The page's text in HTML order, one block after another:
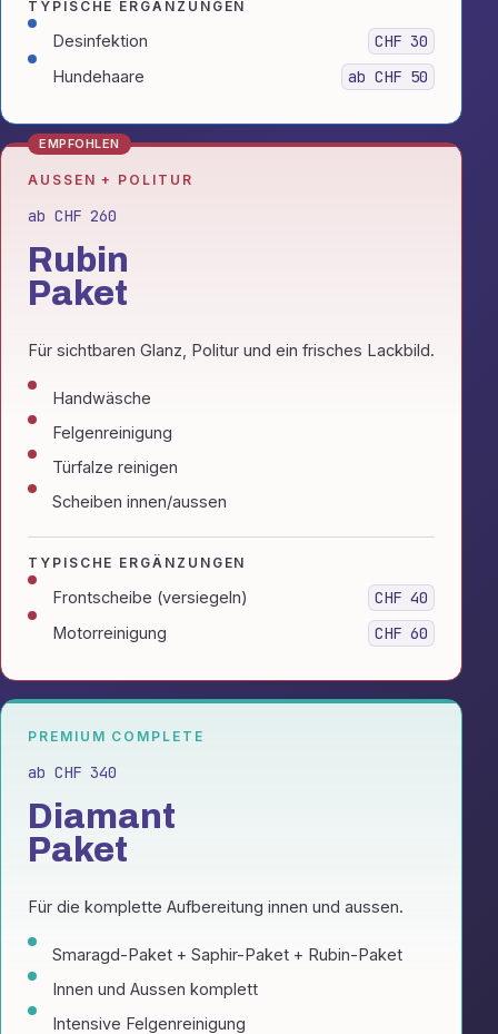
TYPISCHE ERGÄNZUNGEN
Desinfektion CHF 30
Hundehaare ab CHF 50
EMPFOHLEN
AUSSEN + POLITUR
ab CHF 260
Rubin
Paket
Für sichtbaren Glanz, Politur und ein frisches Lackbild.
Handwäsche
Felgenreinigung
Türfalze reinigen
Scheiben innen/aussen
TYPISCHE ERGÄNZUNGEN
Frontscheibe (versiegeln) CHF 40
Motorreinigung CHF 60
PREMIUM COMPLETE
ab CHF 340
Diamant
Paket
Für die komplette Aufbereitung innen und aussen.
Smaragd-Paket + Saphir-Paket + Rubin-Paket
Innen und Aussen komplett
Intensive Felgenreinigung